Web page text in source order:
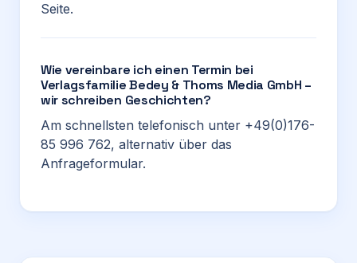
Seite.
Wie vereinbare ich einen Termin bei
Verlagsfamilie Bedey & Thoms Media GmbH –
wir schreiben Geschichten?
Am schnellsten telefonisch unter +49(0)176-
85 996 762, alternativ über das
Anfrageformular.